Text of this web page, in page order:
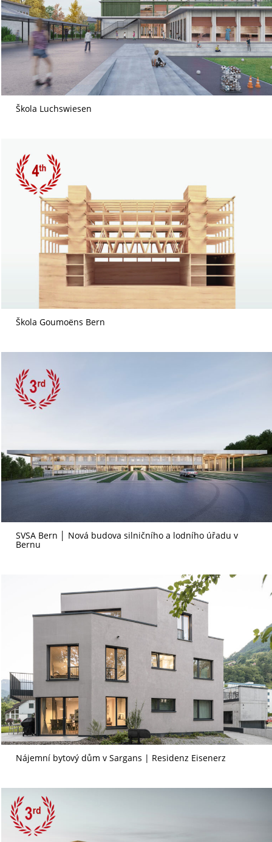
Škola Luchswiesen
Škola Goumoëns Bern
SVSA Bern │ Nová budova silničního a lodního úřadu v
Bernu
Nájemní bytový dům v Sargans | Residenz Eisenerz